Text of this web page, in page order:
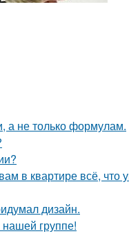
а не только формулам.
в квартире всё, что
дизайн.
группе!